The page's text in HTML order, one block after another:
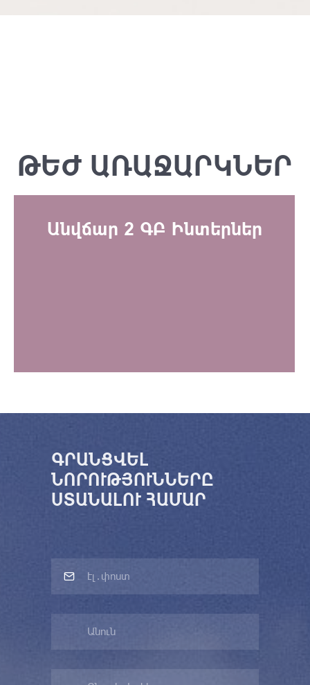
ԹԵԺ ԱՌԱՋԱՐԿՆԵՐ
Անվճար 2 ԳԲ Ինտերներ
ԳՐԱՆՑՎԵԼ
ՆՈՐՈՒԹՅՈՒՆՆԵՐԸ
ՍՏԱՆԱԼՈՒ ՀԱՄԱՐ